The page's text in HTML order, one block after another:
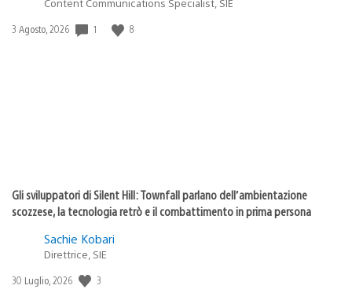
Content Communications Specialist, SIE
Data
3 Agosto, 2026 1 8
Gli sviluppatori di Silent Hill: Townfall parlano dell’ambientazione
scozzese, la tecnologia retrò e il combattimento in prima persona
Sachie Kobari
Direttrice, SIE
Data
30 Luglio, 2026 3